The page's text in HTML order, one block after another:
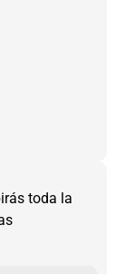
toda la